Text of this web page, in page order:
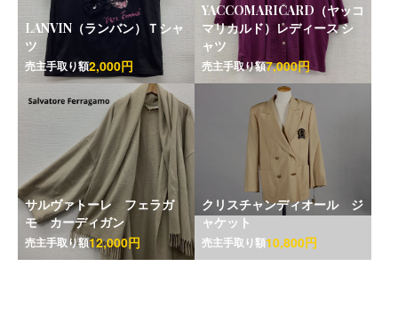
LANVIN（ランバン）Ｔシャ
ツ
売主手取り額2,000円
YACCOMARICARD（ヤッコ
マリカルド）レディース シ
ャツ
売主手取り額7,000円
サルヴァトーレ フェラガ
モ カーディガン
売主手取り額12,000円
クリスチャンディオール ジ
ャケット
売主手取り額10,800円